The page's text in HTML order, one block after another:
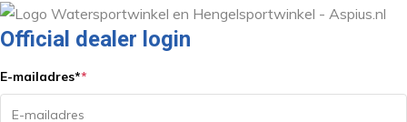
Official dealer login
E-mailadres**